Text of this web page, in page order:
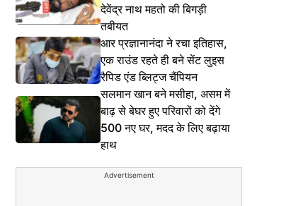
देवेंद्र नाथ महतो की बिगड़ी
तबीयत
आर प्रज्ञानानंदा ने रचा इतिहास,
एक राउंड रहते ही बने सेंट लुइस
रैपिड एंड ब्लिट्ज चैंपियन
सलमान खान बने मसीहा, असम में
बाढ़ से बेघर हुए परिवारों को देंगे
500 नए घर, मदद के लिए बढ़ाया
हाथ
Advertisement